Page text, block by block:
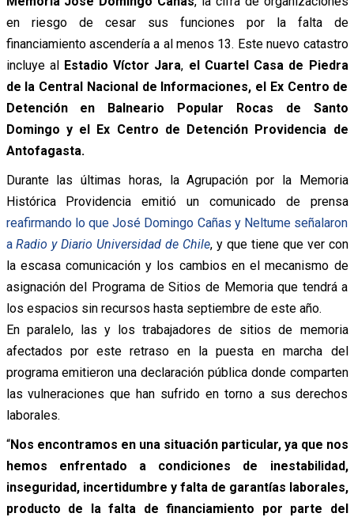
en riesgo de cesar sus funciones por la falta de
financiamiento ascendería a al menos 13. Este nuevo catastro
incluye alEstadio Víctor Jara, el Cuartel Casa de Piedra
de la Central Nacional de Informaciones, el Ex Centro de
Detención en Balneario Popular Rocas de Santo
Domingo y el Ex Centro de Detención Providencia de
Antofagasta.
Durante las últimas horas, la Agrupación por la Memoria
Histórica Providencia emitió un comunicado de prensa
reafirmando lo que José Domingo Cañas y Neltume señalaron
aRadio y Diario Universidad de Chile, y que tiene que ver con
la escasa comunicación y los cambios en el mecanismo de
asignación del Programa de Sitios de Memoria que tendrá a
los espacios sin recursos hasta septiembre de este año.
En paralelo, las y los trabajadores de sitios de memoria
afectados por este retraso en la puesta en marcha del
programa emitieron una declaración pública donde comparten
las vulneraciones que han sufrido en torno a sus derechos
laborales.
“Nos encontramos en una situación particular, ya que nos
hemos enfrentado a condiciones de inestabilidad,
inseguridad, incertidumbre y falta de garantías laborales,
producto de la falta de financiamiento por parte del